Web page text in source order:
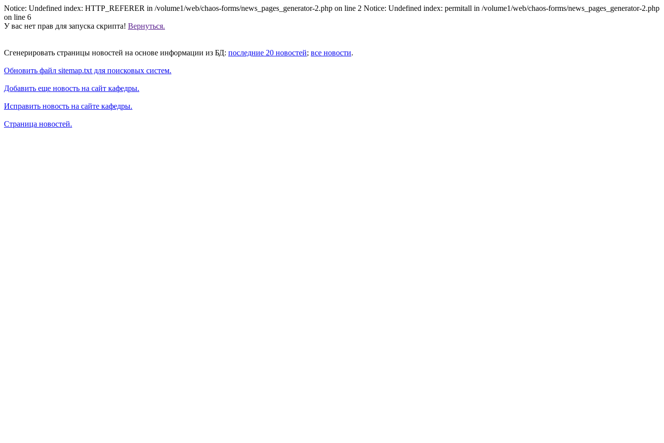
Notice: Undefined index: HTTP_REFERER in /volume1/web/chaos-forms/news_pages_generator-2.php on line 2 Notice: Undefined index: permitall in /volume1/web/chaos-forms/news_pages_generator-2.php
on line 6
У вас нет прав для запуска скрипта! Вернуться.
Сгенерировать страницы новостей на основе информации из БД: последние 20 новостей; все новости.
Обновить файл sitemap.txt для поисковых систем.
Добавить еще новость на сайт кафедры.
Исправить новость на сайте кафедры.
Страница новостей.